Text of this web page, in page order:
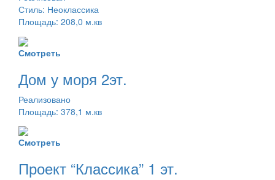
Стиль: Неоклассика
Площадь: 208,0 м.кв
Смотреть
Дом у моря 2эт.
Реализовано
Площадь: 378,1 м.кв
Смотреть
Проект “Классика” 1 эт.